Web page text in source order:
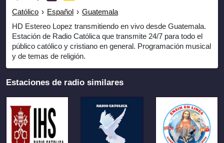
Católico › Español › Guatemala
HD Estereo Lopez transmitiendo en vivo desde Guatemala.
Estación de Radio Católica que transmite 24/7 para todo el
público católico y cristiano en general. Programación musical
y de temas de religión.
Estaciones de radio similares